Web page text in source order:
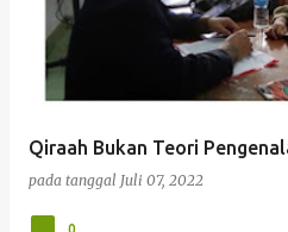
Qiraah Bukan Teori
pada tanggal Juli 07, 2022